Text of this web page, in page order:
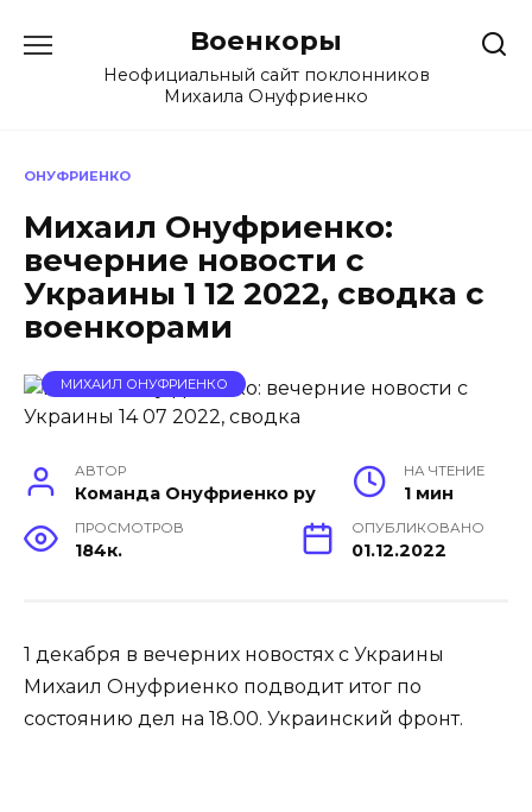
содержанию
Военкоры
Неофициальный сайт поклонников
Михаила Онуфриенко
ОНУФРИЕНКО
Михаил Онуфриенко:
вечерние новости с
Украины 1 12 2022, сводка с
военкорами
МИХАИЛ ОНУФРИЕНКО
АВТОР
Команда Онуфриенко ру
НА ЧТЕНИЕ
1 мин
ПРОСМОТРОВ
184к.
ОПУБЛИКОВАНО
01.12.2022
1 декабря в вечерних новостях с Украины
Михаил Онуфриенко подводит итог по
состоянию дел на 18.00. Украинский фронт.